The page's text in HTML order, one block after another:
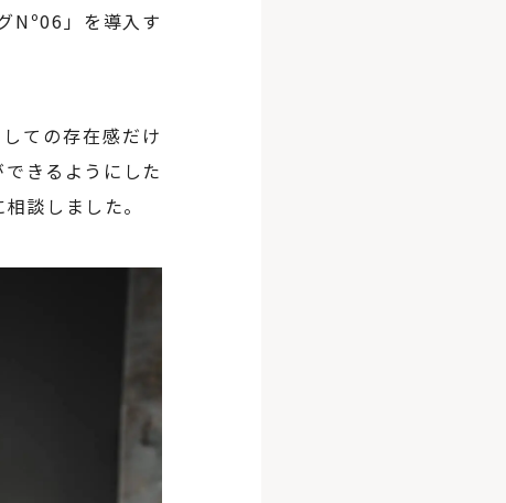
Nº06」を導入す
ての存在感だけ
きるようにした
談しました。